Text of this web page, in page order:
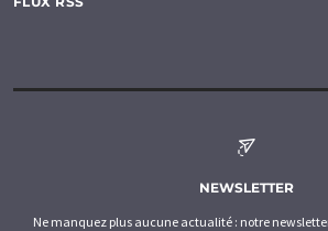
NEWSLETTER
Ne manquez plus aucune actualité : notre